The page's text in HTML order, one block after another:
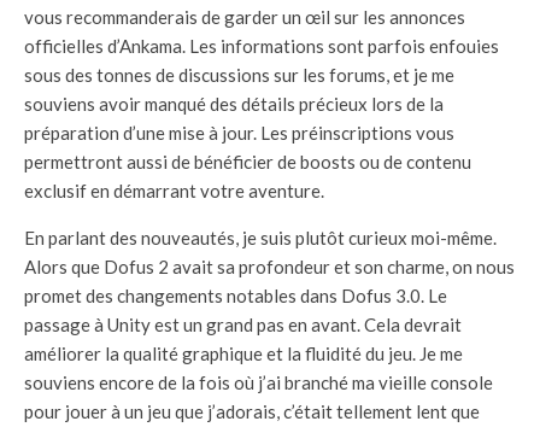
vous recommanderais de garder un œil sur les annonces
officielles d’Ankama. Les informations sont parfois enfouies
sous des tonnes de discussions sur les forums, et je me
souviens avoir manqué des détails précieux lors de la
préparation d’une mise à jour. Les préinscriptions vous
permettront aussi de bénéficier de boosts ou de contenu
exclusif en démarrant votre aventure.
En parlant des nouveautés, je suis plutôt curieux moi-même.
Alors que Dofus 2 avait sa profondeur et son charme, on nous
promet des changements notables dans Dofus 3.0. Le
passage à Unity est un grand pas en avant. Cela devrait
améliorer la qualité graphique et la fluidité du jeu. Je me
souviens encore de la fois où j’ai branché ma vieille console
pour jouer à un jeu que j’adorais, c’était tellement lent que